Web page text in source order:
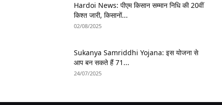
Hardoi News: पीएम किसान सम्मान निधि की 20वीं
किश्त जारी, किसानों...
02/08/2025
Sukanya Samriddhi Yojana: इस योजना से
आप बन सकते हैं 71...
24/07/2025